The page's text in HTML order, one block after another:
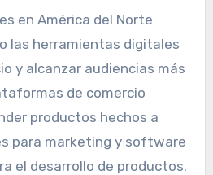
en América del Norte
las herramientas digitales
y alcanzar audiencias más
de comercio
productos hechos a
para marketing y software
el desarrollo de productos.